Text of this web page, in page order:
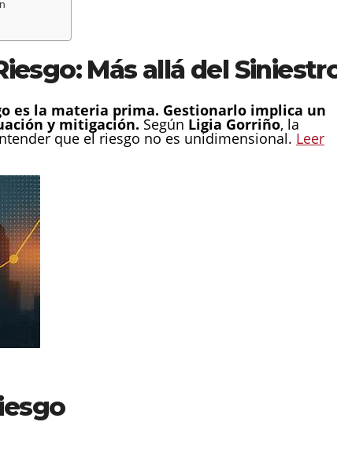
Más allá del
es la materia prima. Gestionarlo implica un
y mitigación. Según Ligia Gorriño, la
que el riesgo no es unidimensional. Leer